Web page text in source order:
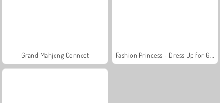
Grand Mahjong Connect